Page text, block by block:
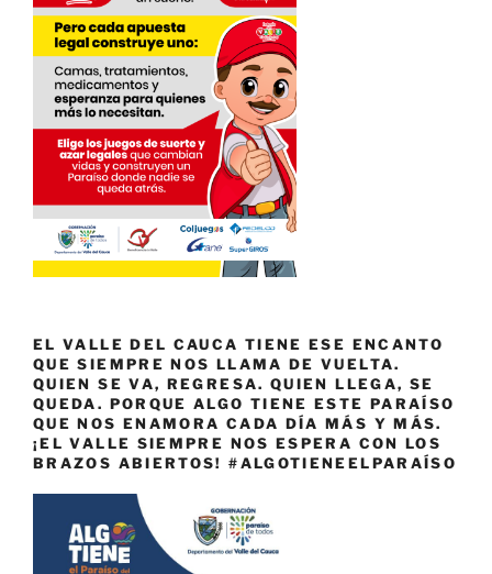
EL VALLE DEL CAUCA TIENE ESE ENCANTO
QUE SIEMPRE NOS LLAMA DE VUELTA.
QUIEN SE VA, REGRESA. QUIEN LLEGA, SE
QUEDA. PORQUE ALGO TIENE ESTE PARAÍSO
QUE NOS ENAMORA CADA DÍA MÁS Y MÁS.
¡EL VALLE SIEMPRE NOS ESPERA CON LOS
BRAZOS ABIERTOS! #ALGOTIENEELPARAÍSO